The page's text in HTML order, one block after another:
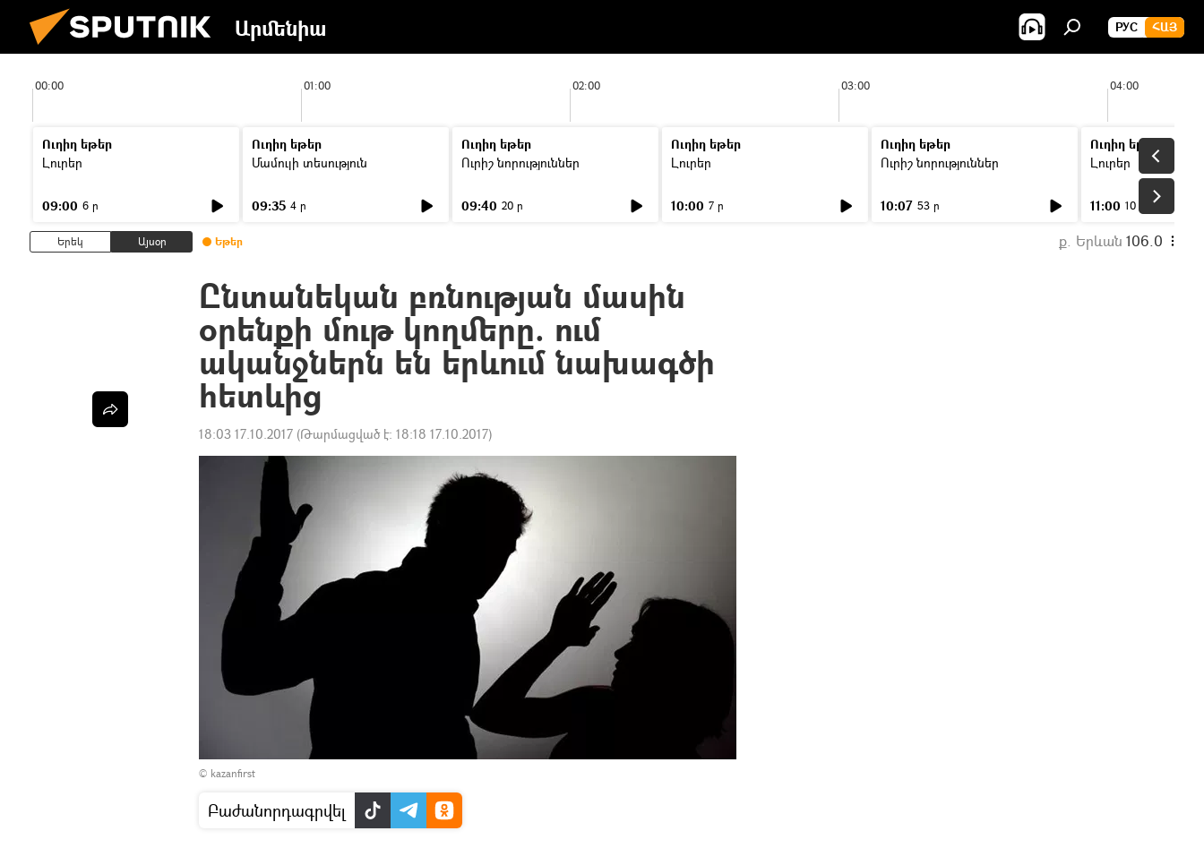
Արմենիա РУС ՀԱՅ
00:00 01:00 02:00 03:00 04:00
Ուղիղ եթեր
Լուրեր
09:00 6 ր
Ուղիղ եթեր
Մամուլի տեսություն
09:35 4 ր
Ուղիղ եթեր
Ուրիշ նորություններ
09:40 20 ր
Ուղիղ եթեր
Լուրեր
10:00 7 ր
Ուղիղ եթեր
Ուրիշ նորություններ
10:07 53 ր
Ուղիղ եթեր
Լուրեր
11:00 10 ր
Երեկ Այսօր Եթեր ք. Երևան 106.0
Ընտանեկան բռնության մասին
օրենքի մութ կողմերը. ում
ականջներն են երևում նախագծի
հետևից
18:03 17.10.2017 (Թարմացված է: 18:18 17.10.2017)
© kazanfirst
Բաժանորդագրվել